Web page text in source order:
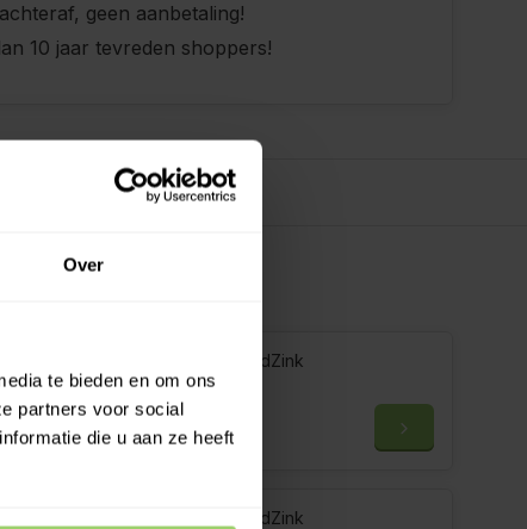
Over
te bieden en om ons
partners voor social
die u aan ze heeft
geen aanbetaling!
10 jaar tevreden shoppers!
Regenpijp 80 mm - 2 meter | NedZink
€26,89
Regenpijp 80 mm - 3 meter | NedZink